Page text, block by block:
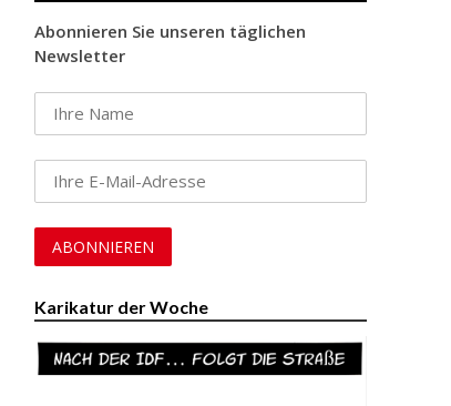
Abonnieren Sie unseren täglichen
Newsletter
Karikatur der Woche